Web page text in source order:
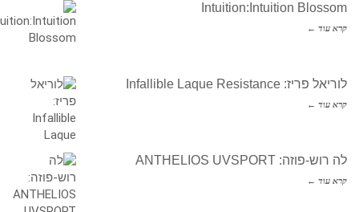
Intuition:Intuition Blossom
קרא עוד ←
לוריאל פריז: Infallible Laque Resistance
קרא עוד ←
לה רוש-פוזה: ANTHELIOS UVSPORT
קרא עוד ←